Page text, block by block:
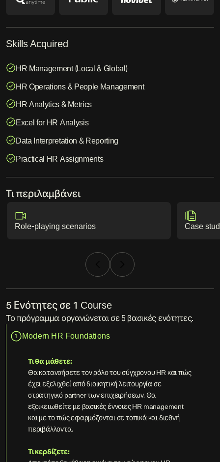
Skills Acquired
HR Management (Local & Global)
HR Operations & People Management
HR Analytics & Metrics
Excel for HR Analysis
Data Interpretation & Reporting
Practical HR Assignments
Τι περιλαμβάνει
Role-playing scenarios Case
5 Ενότητες σε 1 Course
Το πρόγραμμα οργανώνεται σε 5 βασικές ενότητες.
1 Modern HR Foundations
Τι θα μάθετε:
Θα κατανοήσετε τον ρόλο του σύγχρονου HR και πώς
έχει εξελιχθεί από διοικητική λειτουργία σε
στρατηγικό partner των επιχειρήσεων. Θα
εξοικειωθείτε με βασικές έννοιες HR management
και με το πώς εφαρμόζονται σε τοπικά και διεθνή
περιβάλλοντα.
Τι κερδίζετε: